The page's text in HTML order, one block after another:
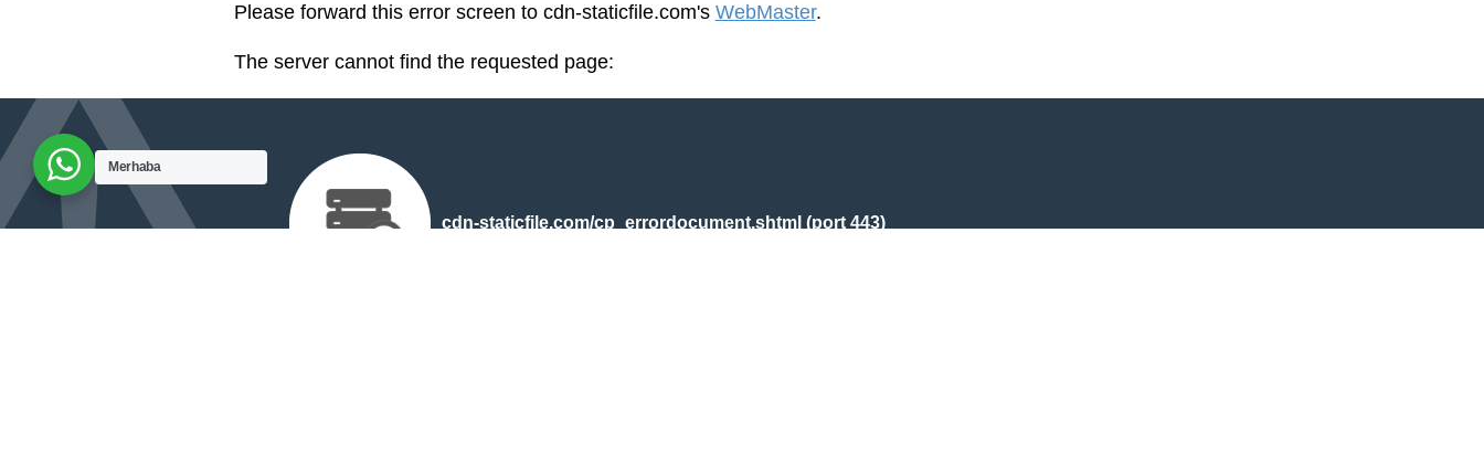
Merhaba
Please forward this error screen to cdn-staticfile.com's WebMaster.
The server cannot find the requested page:
cdn-staticfile.com/cp_errordocument.shtml (port 443)